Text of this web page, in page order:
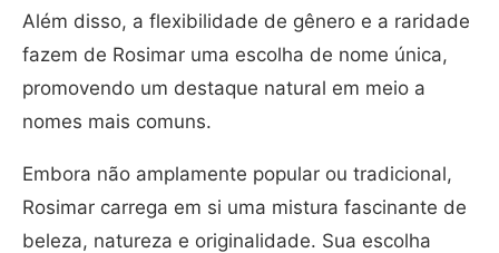
Além disso, a flexibilidade de gênero e a raridade
fazem de Rosimar uma escolha de nome única,
promovendo um destaque natural em meio a
nomes mais comuns.
Embora não amplamente popular ou tradicional,
Rosimar carrega em si uma mistura fascinante de
beleza, natureza e originalidade. Sua escolha